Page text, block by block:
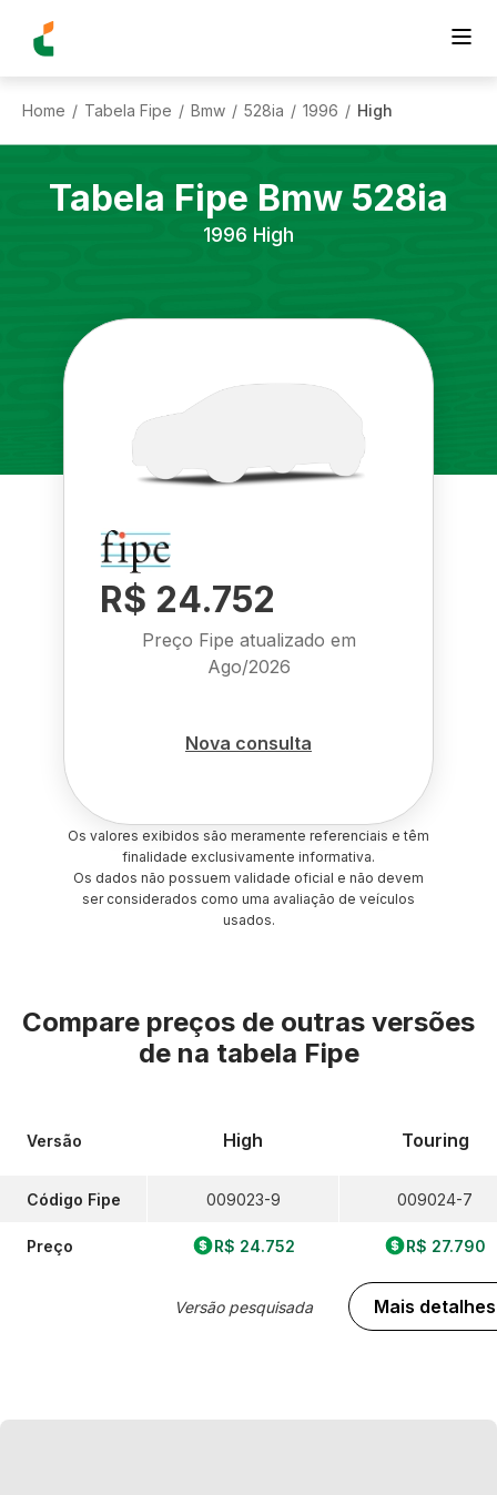
Home / Tabela Fipe / Bmw / 528ia / 1996 / High
Tabela Fipe Bmw 528ia
1996 High
R$ 24.752
Preço Fipe atualizado em
Ago/2026
Nova consulta
Os valores exibidos são meramente referenciais e têm
finalidade exclusivamente informativa.
Os dados não possuem validade oficial e não devem
ser considerados como uma avaliação de veículos
usados.
Compare preços de outras versões
de na tabela Fipe
Versão
Código Fipe
Preço
High
009023-9
R$ 24.752
Versão pesquisada
Touring
009024-7
R$ 27.790
Mais detalhes